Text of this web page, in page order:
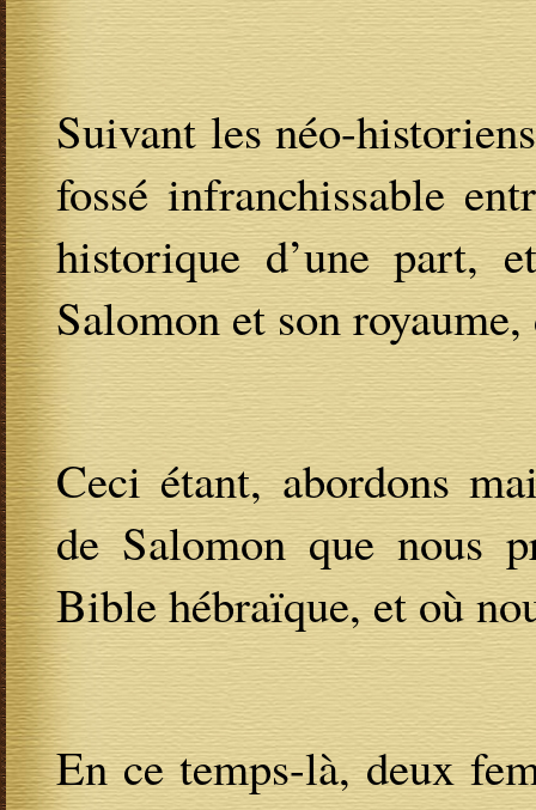
Suivant les néo-
fossé infranchissable
historique d’une part,
Salomon et son
Ceci étant, abordons
de Salomon que nous
Bible hébraïque, et où
En ce temps-là, deux